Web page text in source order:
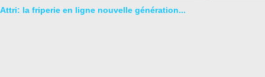
Attri: la friperie en ligne nouvelle génération...